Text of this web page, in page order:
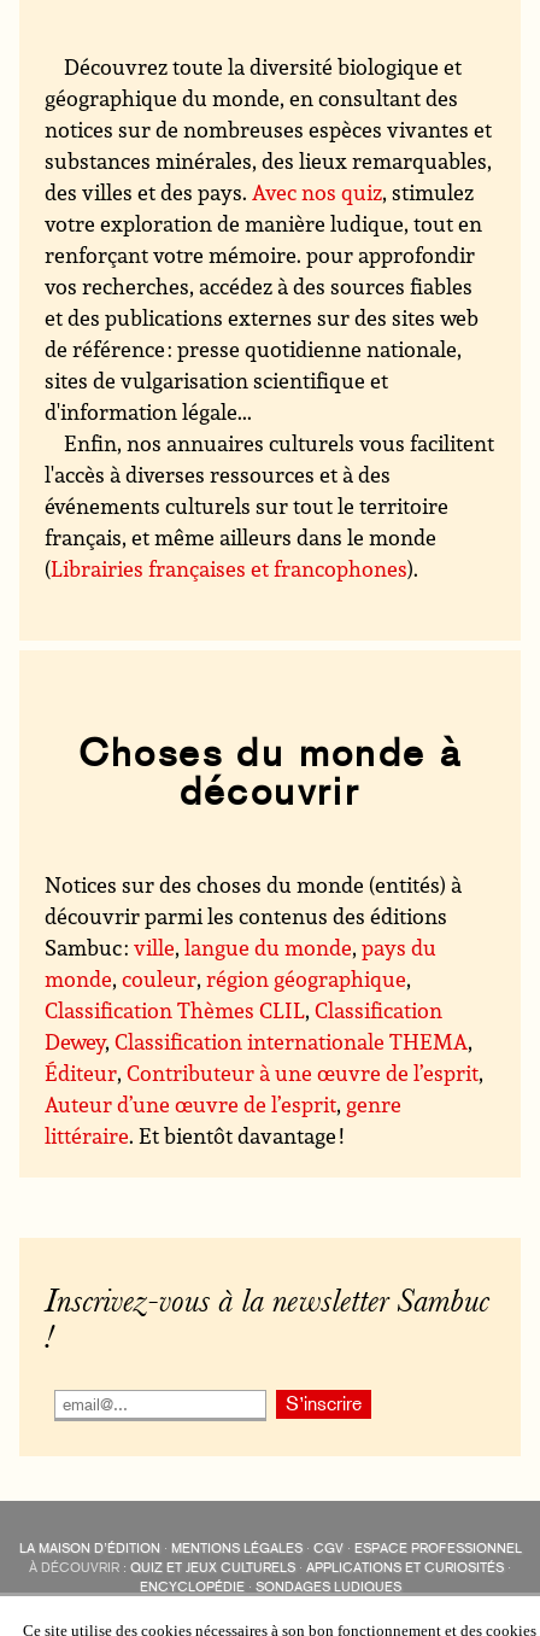
Découvrez toute la diversité biologique et
géographique du monde, en consultant des
notices sur de nombreuses espèces vivantes et
substances minérales, des lieux remarquables,
des villes et des pays. Avec nos quiz, stimulez
votre exploration de manière ludique, tout en
renforçant votre mémoire. pour approfondir
vos recherches, accédez à des sources fiables
et des publications externes sur des sites web
de référence : presse quotidienne nationale,
sites de vulgarisation scientifique et
d'information légale...
Enfin, nos annuaires culturels vous facilitent
l'accès à diverses ressources et à des
événements culturels sur tout le territoire
français, et même ailleurs dans le monde
(Librairies françaises et francophones).
Choses du monde à
découvrir
Notices sur des choses du monde (entités) à
découvrir parmi les contenus des éditions
Sambuc :ville,langue du monde,pays du
monde,couleur,région géographique,
Classification Thèmes CLIL,Classification
Dewey,Classification internationale THEMA,
Éditeur,Contributeur à une œuvre de l’esprit,
Auteur d’une œuvre de l’esprit, genre
littéraire. Et bientôt davantage !
Inscrivez-vous à la newsletter Sambuc
!
LA MAISON D’ÉDITION · MENTIONS LÉGALES· CGV· ESPACE PROFESSIONNEL
À DÉCOUVRIR : QUIZ ET JEUX CULTURELS · APPLICATIONS ET CURIOSITÉS ·
ENCYCLOPÉDIE· SONDAGES LUDIQUES
COLLECTIONS :SAMBUC·ÉDISOLUM·REVUE LITTÉRAIREL’EAU-FORTE
Ce site utilise des cookies nécessaires à son bon fonctionnement et des cookies